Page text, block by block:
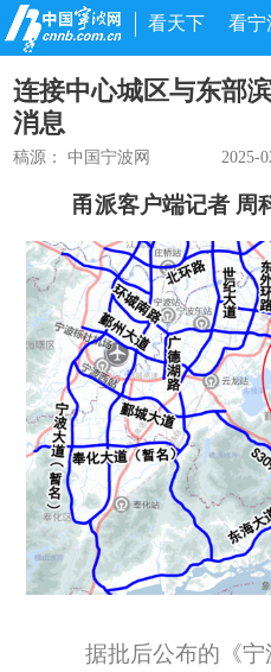
看天下 看宁
连接中心城区与东部
消息
稿源： 中国宁波网 2025-
甬派客户端记者 周
据批后公布的《宁